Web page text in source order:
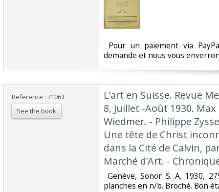
Pour un paiement via
demande et nous vous
Reference : 71063
See the book
‎L’art en Suisse. Revue
8, Juillet -Août 1930. Max
Wiedmer. - Philippe
Une tête de Christ
dans la Cité de Calvin,
Marché d’Art. -
Genève, Sonor S. A. 1930,
planches en n/b. Broché. Bon